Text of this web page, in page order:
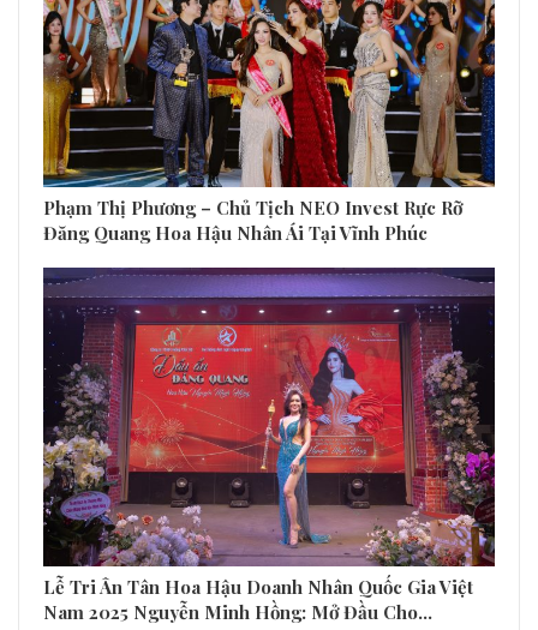
Phạm Thị Phương – Chủ Tịch NEO Invest Rực Rỡ
Đăng Quang Hoa Hậu Nhân Ái Tại Vĩnh Phúc
Lễ Tri Ân Tân Hoa Hậu Doanh Nhân Quốc Gia Việt
Nam 2025 Nguyễn Minh Hồng: Mở Đầu Cho…